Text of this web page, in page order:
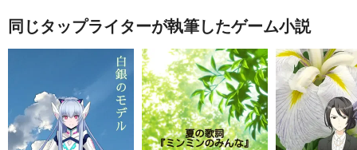
同じタップライターが執筆したゲーム小説